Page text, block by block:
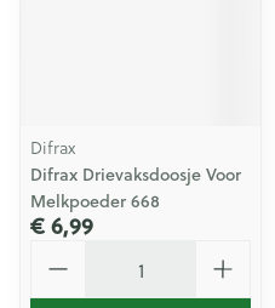
Difrax
Difrax Drievaksdoosje Voor
Melkpoeder 668
€ 6,99